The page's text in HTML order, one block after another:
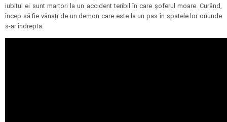
iubitul ei sunt martori la un accident teribil în care șoferul moare. Curând,
încep să fie vânați de un demon care este la un pas în spatele lor oriunde
s-ar îndrepta.